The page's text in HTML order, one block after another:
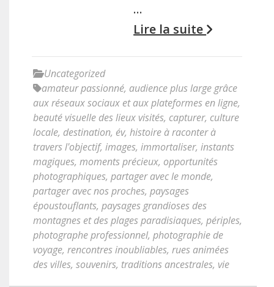
…
Lire la suite
Uncategorized
amateur passionné, audience plus large grâce
aux réseaux sociaux et aux plateformes en ligne,
beauté visuelle des lieux visités, capturer, culture
locale, destination, év, histoire à raconter à
travers l'objectif, images, immortaliser, instants
magiques, moments précieux, opportunités
photographiques, partager avec le monde,
partager avec nos proches, paysages
époustouflants, paysages grandioses des
montagnes et des plages paradisiaques, périples,
photographe professionnel, photographie de
voyage, rencontres inoubliables, rues animées
des villes, souvenirs, traditions ancestrales, vie